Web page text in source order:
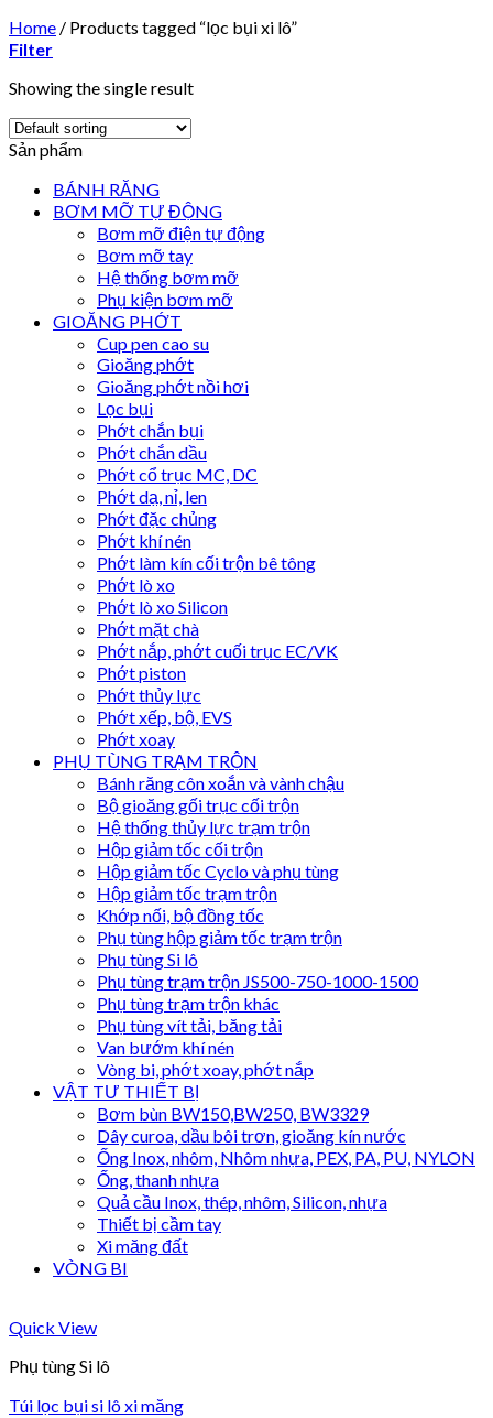
Home / Products tagged “lọc bụi xi lô”
Filter
Showing the single result
Sản phẩm
BÁNH RĂNG
BƠM MỠ TỰ ĐỘNG
Bơm mỡ điện tự động
Bơm mỡ tay
Hệ thống bơm mỡ
Phụ kiện bơm mỡ
GIOĂNG PHỚT
Cup pen cao su
Gioăng phớt
Gioăng phớt nồi hơi
Lọc bụi
Phớt chắn bụi
Phớt chắn dầu
Phớt cổ trục MC, DC
Phớt dạ, nỉ, len
Phớt đặc chủng
Phớt khí nén
Phớt làm kín cối trộn bê tông
Phớt lò xo
Phớt lò xo Silicon
Phớt mặt chà
Phớt nắp, phớt cuối trục EC/VK
Phớt piston
Phớt thủy lực
Phớt xếp, bộ, EVS
Phớt xoay
PHỤ TÙNG TRẠM TRỘN
Bánh răng côn xoắn và vành chậu
Bộ gioăng gối trục cối trộn
Hệ thống thủy lực trạm trộn
Hộp giảm tốc cối trộn
Hộp giảm tốc Cyclo và phụ tùng
Hộp giảm tốc trạm trộn
Khớp nối, bộ đồng tốc
Phụ tùng hộp giảm tốc trạm trộn
Phụ tùng Si lô
Phụ tùng trạm trộn JS500-750-1000-1500
Phụ tùng trạm trộn khác
Phụ tùng vít tải, băng tải
Van bướm khí nén
Vòng bi, phớt xoay, phớt nắp
VẬT TƯ THIẾT BỊ
Bơm bùn BW150,BW250, BW3329
Dây curoa, dầu bôi trơn, gioăng kín nước
Ống Inox, nhôm, Nhôm nhựa, PEX, PA, PU, NYLON
Ống, thanh nhựa
Quả cầu Inox, thép, nhôm, Silicon, nhựa
Thiết bị cầm tay
Xi măng đất
VÒNG BI
Quick View
Phụ tùng Si lô
Túi lọc bụi si lô xi măng